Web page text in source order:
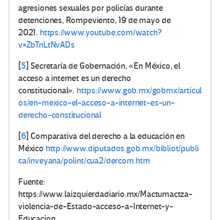
agresiones sexuales por policías durante
detenciones, Rompeviento, 19 de mayo de
2021. https://www.youtube.com/watch?
v=ZbTnLtNvADs
[5]Secretaría de Gobernación, «En México, el
acceso a internet es un derecho
constitucional». https://www.gob.mx/gobmx/articul
os/en-mexico-el-acceso-a-internet-es-un-
derecho-constitucional
[6]Comparativa del derecho a la educación en
México http://www.diputados.gob.mx/bibliot/publi
ca/inveyana/polint/cua2/dercom.htm
Fuente:
https://www.laizquierdadiario.mx/Mactumactza-
violencia-de-Estado-acceso-a-Internet-y-